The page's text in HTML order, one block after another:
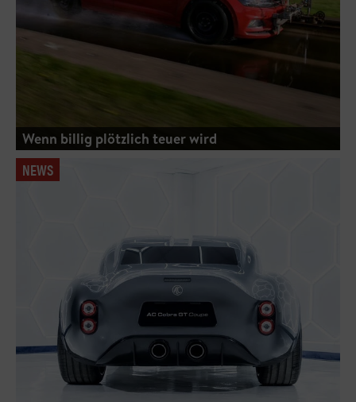
Wenn billig plötzlich teuer wird
NEWS